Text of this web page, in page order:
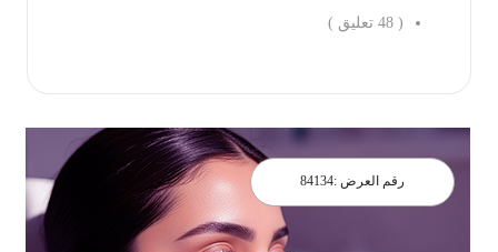
48 تعليق )
رقم العرض : 84134